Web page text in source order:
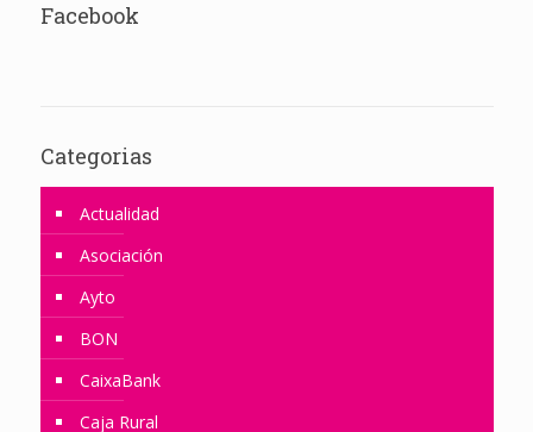
Facebook
Categorias
Actualidad
Asociación
Ayto
BON
CaixaBank
Caja Rural